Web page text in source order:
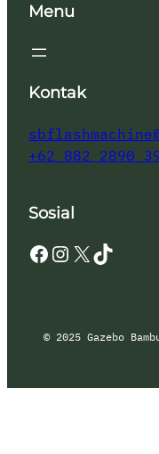
Menu
Kontak
+62 882 2890
Sosial
Facebook Instagram X TikTok
© 2025 Gazebo